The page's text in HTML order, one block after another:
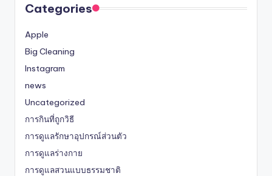
Categories
Apple
Big Cleaning
Instagram
news
Uncategorized
การกินที่ถูกวิธี
การดูแลรักษาอุปกรณ์ส่วนตัว
การดูแลร่างกาย
การดูแลสวนแบบธรรมชาติ